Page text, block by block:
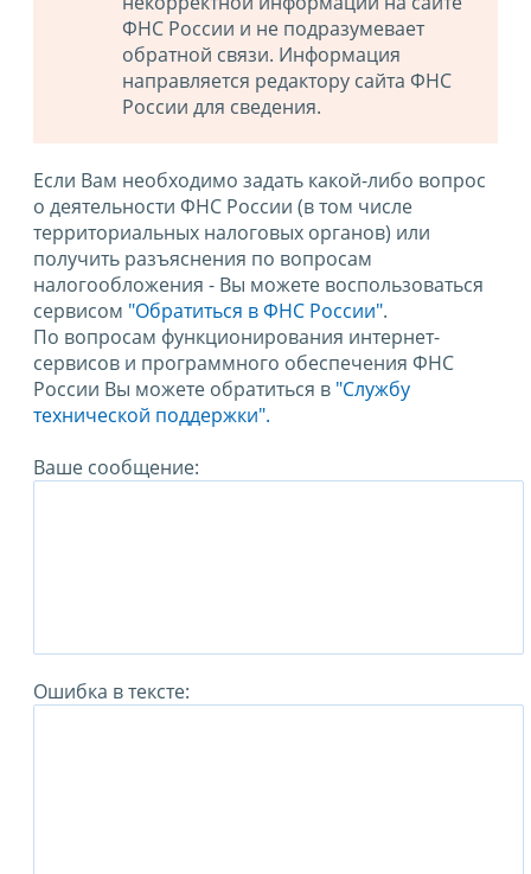
ФНС России и не подразумевает
обратной связи. Информация
направляется редактору сайта ФНС
России для сведения.
Если Вам необходимо задать какой-либо вопрос
о деятельности ФНС России (в том числе
территориальных налоговых органов) или
получить разъяснения по вопросам
налогообложения - Вы можете воспользоваться
сервисом "Обратиться в ФНС России".
По вопросам функционирования интернет-
сервисов и программного обеспечения ФНС
России Вы можете обратиться в "Службу
технической поддержки".
Ваше сообщение:
Ошибка в тексте: